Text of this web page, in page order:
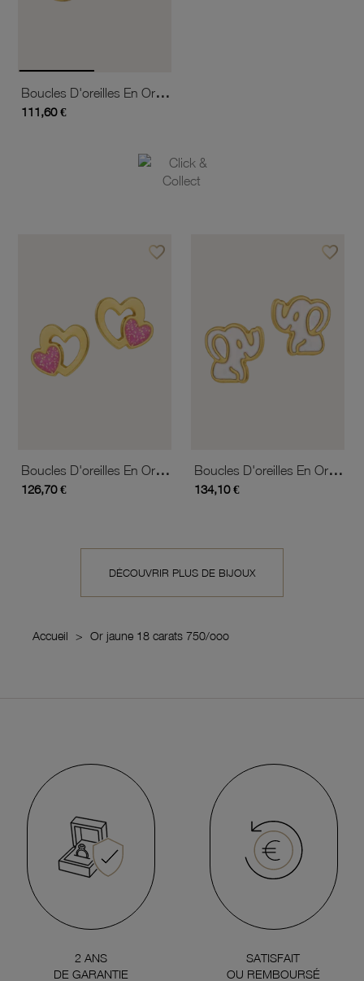
Boucles D'oreilles En Or Jaune Et Laque, Chat
111,60 €
favorite_borderAjouter à vos favoris
Boucles D'oreilles En Or Jaune Et Laque, Coeurs
126,70 €
favorite_borderAjouter
Boucles D'oreilles En Or Jaune Et Laque, Éléphant
134,10 €
DÉCOUVRIR PLUS DE BIJOUX
Accueil Or jaune 18 carats 750/ooo
2 ANS
DE GARANTIE
SATISFAIT
OU REMBOURSÉ